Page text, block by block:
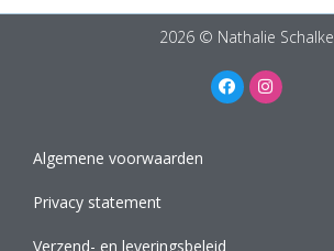
2026 © Nathalie Schalke
Algemene voorwaarden
Privacy statement
Verzend- en leveringsbeleid